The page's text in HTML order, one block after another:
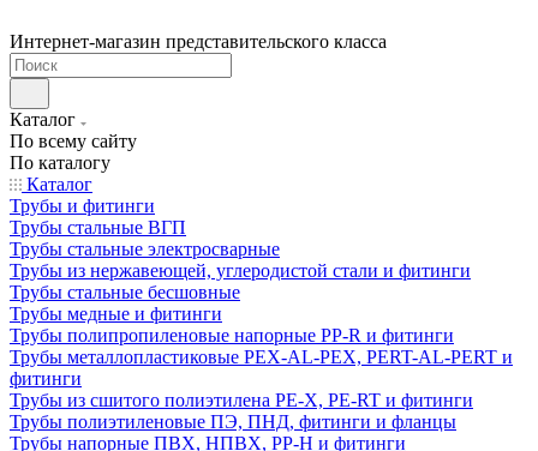
Интернет-магазин представительского класса
Каталог
По всему сайту
По каталогу
Каталог
Трубы и фитинги
Трубы стальные ВГП
Трубы стальные электросварные
Трубы из нержавеющей, углеродистой стали и фитинги
Трубы стальные бесшовные
Трубы медные и фитинги
Трубы полипропиленовые напорные PP-R и фитинги
Трубы металлопластиковые PEX-AL-PEX, PERT-AL-PERT и
фитинги
Трубы из сшитого полиэтилена PE-X, PE-RT и фитинги
Трубы полиэтиленовые ПЭ, ПНД, фитинги и фланцы
Трубы напорные ПВХ, НПВХ, PP-H и фитинги